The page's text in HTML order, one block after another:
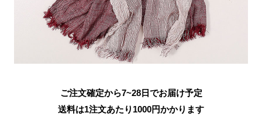
ご注文確定から7~28日でお届け予定
送料は1注文あたり 1000円かかります